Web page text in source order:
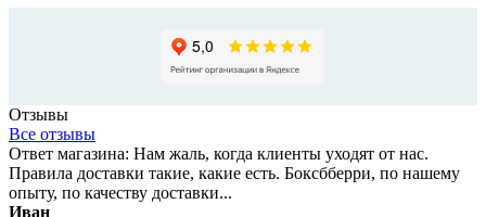
Отзывы
Все отзывы
Ответ магазина: Нам жаль, когда клиенты уходят от нас.
Правила доставки такие, какие есть. Боксбберри, по нашему
опыту, по качеству доставки...
Иван